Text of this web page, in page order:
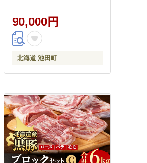
90,000円
北海道 池田町